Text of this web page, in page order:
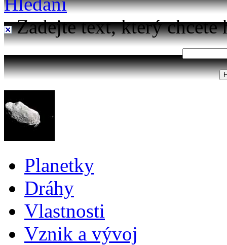
Zadejte text, který chcete
Planetky
Dráhy
Vlastnosti
Vznik a vývoj